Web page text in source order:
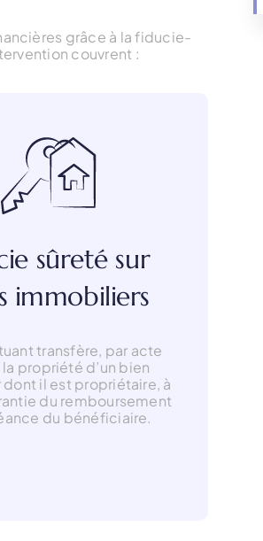
grâce à la fiducie-
couvrent :
sûreté sur
immobiliers
transfère, par acte
propriété d’un bien
il est propriétaire, à
du remboursement
du bénéficiaire.